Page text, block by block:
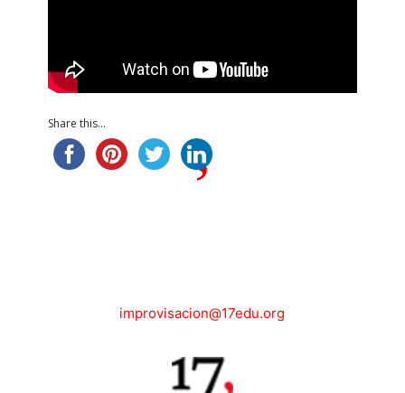
Share this...
improvisacion@17edu.org